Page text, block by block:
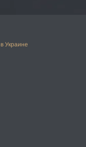
в Украине